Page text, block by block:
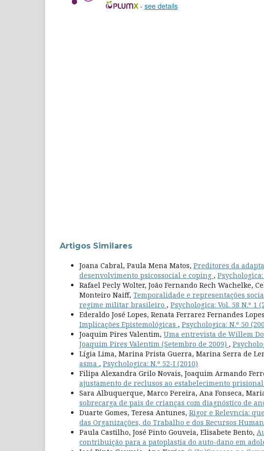
- see details
Artigos Similares
Joana Cabral, Paula Mena Matos, Preditores da
desenvolvimento psicossocial e coping ,
Rafael Pecly Wolter, João Fernando Rech Wachelke,
Monteiro Naiff, Temporalidade e representações
regime militar brasileiro , Psychologica: Vol. 58 N.º 1
Ederaldo José Lopes, Renata Ferrarez Fernandes
Implicações Epistemológicas , Psychologica: N.º 50
Joaquim Pires Valentim, Uma entrevista de Willem
Joaquim Pires Valentim (Setembro de 2009) ,
Lígia Lima, Marina Prista Guerra, Marina Serra de
asma , Psychologica: N.º 52-I (2010)
Filipa Alexandra Grilo Novais, Joaquim Armando
ajustamento de reclusos ao estabelecimento prisional
Sara Albuquerque, Marco Pereira, Ana Fonseca,
sobrecarga de pais de crianças com diagnóstico de
Duarte Gomes, Teresa Antunes, Rigor e Relevncia:
das Organizações, do Trabalho e dos Recursos
Paula Castilho, José Pinto Gouveia, Elisabete Bento,
contribuição para a patoplastia do auto-dano em